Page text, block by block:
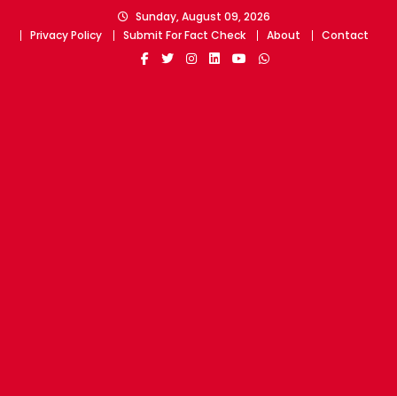
Sunday, August 09, 2026
Privacy Policy
Submit For Fact Check About Contact